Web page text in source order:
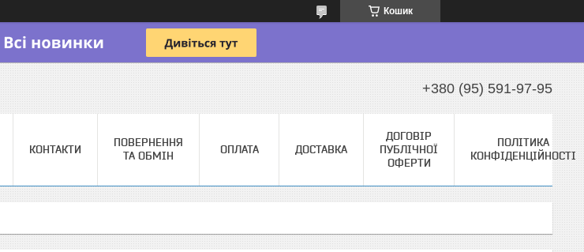
Кошик
+380 (95) 591-97-95
КОНТАКТИ
ПОВЕРНЕННЯ
ТА ОБМІН
ОПЛАТА ДОСТАВКА
ДОГОВІР
ПУБЛІЧНОЇ
ОФЕРТИ
ПОЛІТИКА
КОНФІДЕНЦІЙНОСТІ